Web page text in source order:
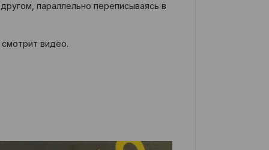
параллельно переписываясь в
видео.